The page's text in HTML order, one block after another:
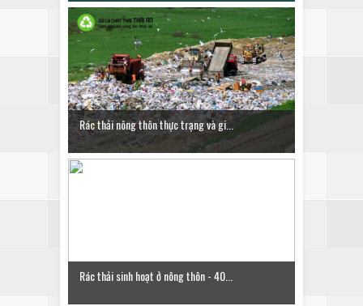
Rác thải nông thôn thực trạng và gi...
Rác thải sinh hoạt ở nông thôn - 40...